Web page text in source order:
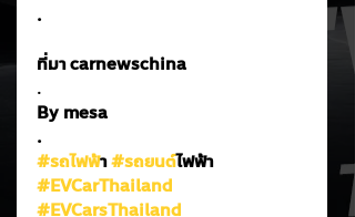
.
ที่มา carnewschina
.
By mesa
.
#รถไฟฟ้า #รถยนต์ไฟฟ้า
#EVCarThailand
#EVCarsThailand